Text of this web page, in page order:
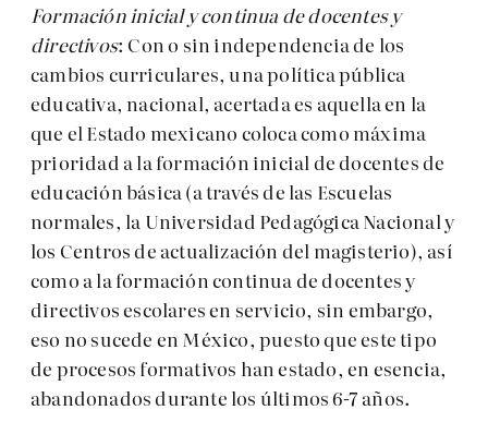
Formacióninicial ycontinua de docentes y
directivos: Con o sin independencia de los
cambios curriculares, una política pública
educativa, nacional, acertada es aquella en la
que el Estado mexicano coloca como máxima
prioridad a la formación inicial de docentes de
educación básica (a través de las Escuelas
normales, la Universidad Pedagógica Nacional y
los Centros de actualización del magisterio), así
como a la formación continua de docentes y
directivos escolares en servicio, sin embargo,
eso no sucede en México, puesto que este tipo
de procesos formativos han estado, en esencia,
abandonados durante los últimos 6-7 años.